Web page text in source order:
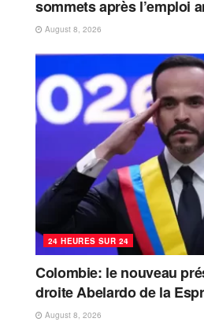
sommets après l’emploi
August 8, 2026
24 HEURES SUR 24
Colombie: le nouveau
droite Abelardo de la
August 8, 2026